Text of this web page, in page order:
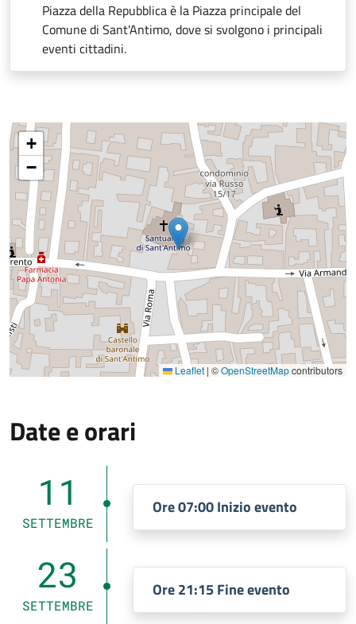
Piazza della Repubblica è la Piazza principale del
Comune di Sant'Antimo, dove si svolgono i principali
eventi cittadini.
+
−
Leaflet | ©OpenStreetMapcontributors
Date e orari
11
SETTEMBRE
Ore 07:00 Inizio evento
23
SETTEMBRE
Ore 21:15 Fine evento